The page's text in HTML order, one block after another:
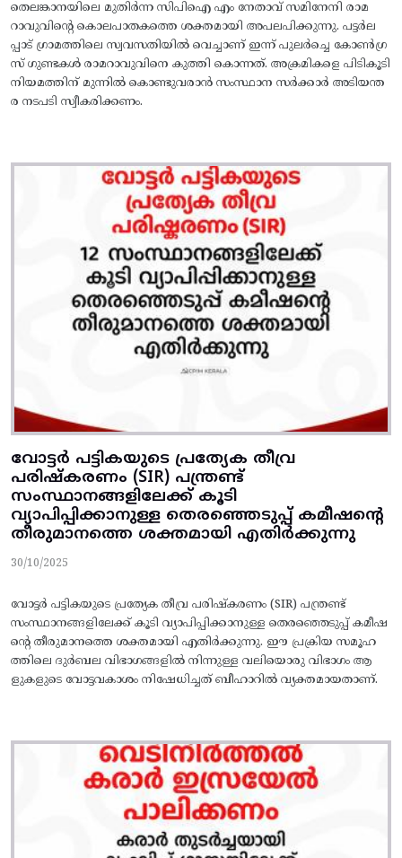
തെലങ്കാനയിലെ മുതിർന്ന സിപിഐ എം നേതാവ് സമിനേനി രാമ
റാവുവിന്റെ കൊലപാതകത്തെ ശക്തമായി അപലപിക്കുന്നു. പട്ടർല
പ്പാട് ഗ്രാമത്തിലെ സ്വവസതിയിൽ വെച്ചാണ് ഇന്ന് പുലർച്ചെ കോൺഗ്ര
സ് ഗുണ്ടകൾ രാമറാവുവിനെ കുത്തി കൊന്നത്. അക്രമികളെ പിടികൂടി
നിയമത്തിന് മുന്നിൽ കൊണ്ടുവരാൻ സംസ്ഥാന സർക്കാർ അടിയന്ത
ര നടപടി സ്വീകരിക്കണം.
വോട്ടർ പട്ടികയുടെ പ്രത്യേക തീവ്ര
പരിഷ്കരണം (SIR) പന്ത്രണ്ട്
സംസ്ഥാനങ്ങളിലേക്ക് കൂടി
വ്യാപിപ്പിക്കാനുള്ള തെരഞ്ഞെടുപ്പ് കമീഷന്റെ
തീരുമാനത്തെ ശക്തമായി എതിർക്കുന്നു
30/10/2025
വോട്ടർ പട്ടികയുടെ പ്രത്യേക തീവ്ര പരിഷ്കരണം (SIR) പന്ത്രണ്ട്
സംസ്ഥാനങ്ങളിലേക്ക് കൂടി വ്യാപിപ്പിക്കാനുള്ള തെരഞ്ഞെടുപ്പ് കമീഷ
ന്റെ തീരുമാനത്തെ ശക്തമായി എതിർക്കുന്നു. ഈ പ്രക്രിയ സമൂഹ
ത്തിലെ ദുർബല വിഭാഗങ്ങളിൽ നിന്നുള്ള വലിയൊരു വിഭാഗം ആ
ളുകളുടെ വോട്ടവകാശം നിഷേധിച്ചത് ബീഹാറിൽ വ്യക്തമായതാണ്.